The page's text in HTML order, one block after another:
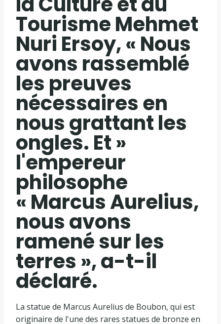
Tourisme Mehmet
Nuri Ersoy, « Nous
avons rassemblé
les preuves
nécessaires en
nous grattant les
ongles. Et »
l'empereur
philosophe
« Marcus Aurelius,
nous avons
ramené sur les
terres », a-t-il
déclaré.
La statue de Marcus Aurelius de Boubon, qui est
originaire de l'une des rares statues de bronze en